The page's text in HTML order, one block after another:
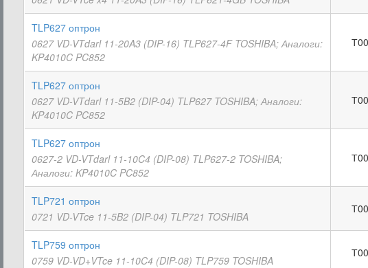
TLP627 оптрон
0627 VD-VTdarl 11-20A3 (DIP-16) TLP627-4F TOSHIBA; Аналоги:
KP4010C PC852
TLP627 оптрон
0627 VD-VTdarl 11-5B2 (DIP-04) TLP627 TOSHIBA; Аналоги:
KP4010C PC852
TLP627 оптрон
0627-2 VD-VTdarl 11-10C4 (DIP-08) TLP627-2 TOSHIBA;
Аналоги: KP4010C PC852
TLP721 оптрон
0721 VD-VTce 11-5B2 (DIP-04) TLP721 TOSHIBA
TLP759 оптрон
0759 VD-VD+VTce 11-10C4 (DIP-08) TLP759 TOSHIBA